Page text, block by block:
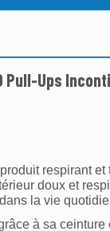
Pull-Ups
respirant
doux et
la vie
à sa